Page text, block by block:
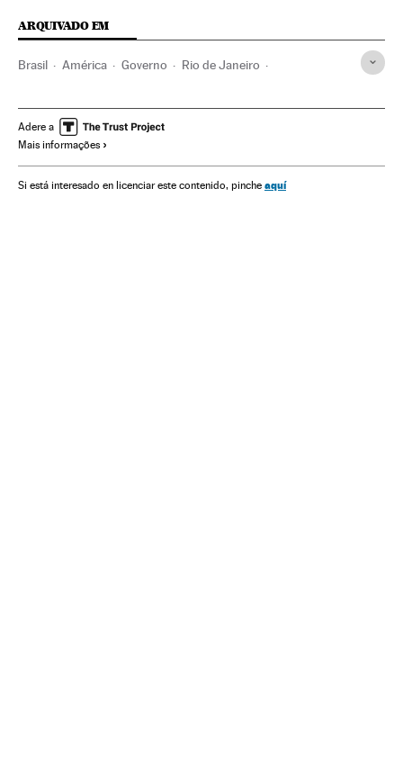
ARQUIVADO EM
Brasil América Governo Rio de Janeiro
Comando Vermelho Narcotraficantes
Adere a
Mais informações
Si está interesado en licenciar este contenido, pinche aquí